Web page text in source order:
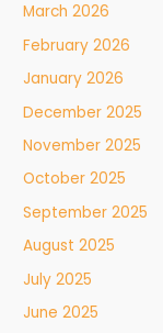
March 2026
February 2026
January 2026
December 2025
November 2025
October 2025
September 2025
August 2025
July 2025
June 2025